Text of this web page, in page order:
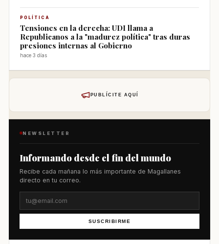
POLÍTICA
Tensiones en la derecha: UDI llama a
Republicanos a la "madurez política" tras duras
presiones internas al Gobierno
hace 3 días
PUBLÍCITE AQUÍ
NEWSLETTER
Informando desde el fin del mundo
Recibe cada mañana lo más importante de Magallanes
directo en tu correo.
SUSCRIBIRME